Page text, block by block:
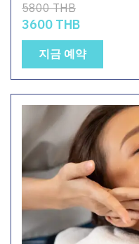
5800 THB
3600 THB
지금 예약